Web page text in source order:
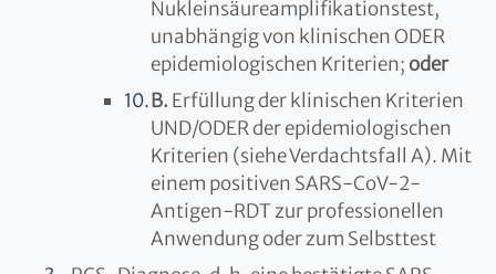
Nukleinsäureamplifikationstest,
unabhängig von klinischen ODER
epidemiologischen Kriterien; oder
B. Erfüllung der klinischen Kriterien
UND/ODER der epidemiologischen
Kriterien (siehe Verdachtsfall A). Mit
einem positiven SARS-CoV-2-
Antigen-RDT zur professionellen
Anwendung oder zum Selbsttest